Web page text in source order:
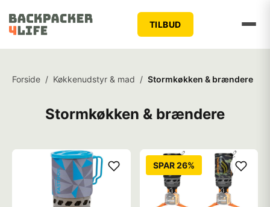
TILBUD
Forside / Køkkenudstyr & mad / Stormkøkken & brændere
Stormkøkken & brændere
SPAR 26%